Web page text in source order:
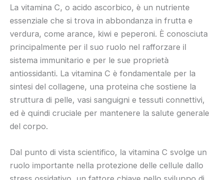
La vitamina C, o acido ascorbico, è un nutriente
essenziale che si trova in abbondanza in frutta e
verdura, come arance, kiwi e peperoni. È conosciuta
principalmente per il suo ruolo nel rafforzare il
sistema immunitario e per le sue proprietà
antiossidanti. La vitamina C è fondamentale per la
sintesi del collagene, una proteina che sostiene la
struttura di pelle, vasi sanguigni e tessuti connettivi,
ed è quindi cruciale per mantenere la salute generale
del corpo.
Dal punto di vista scientifico, la vitamina C svolge un
ruolo importante nella protezione delle cellule dallo